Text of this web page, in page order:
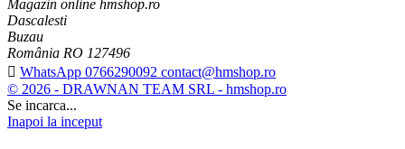
Magazin online hmshop.ro
Dascalesti
Buzau
România RO 127496
 WhatsApp 0766290092 contact@hmshop.ro
© 2026 - DRAWNAN TEAM SRL - hmshop.ro
Se incarca...
Inapoi la inceput